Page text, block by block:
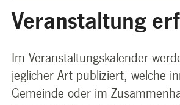
Veranstaltung
Im Veranstaltungskalender
jeglicher Art publiziert, welche
Gemeinde oder im